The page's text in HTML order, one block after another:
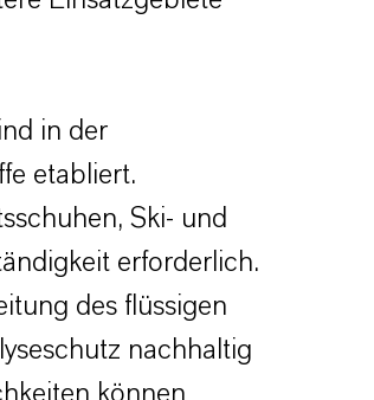
in der
etabliert.
Ski- und
erforderlich.
des flüssigen
nachhaltig
können